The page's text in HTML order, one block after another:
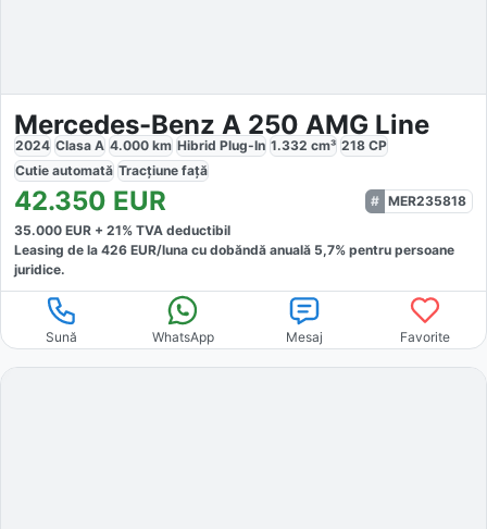
Mercedes-Benz A 250 AMG Line
2024 Clasa A 4.000 km Hibrid Plug-In 1.332 cm³ 218 CP
Cutie automată Tracțiune față
42.350 EUR
MER235818
35.000 EUR + 21% TVA deductibil
Leasing de la 426 EUR/luna cu dobăndă anuală 5,7% pentru persoane
juridice.
Sună WhatsApp Mesaj Favorite